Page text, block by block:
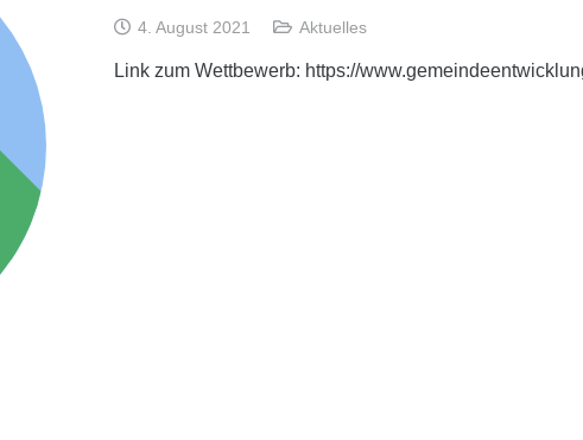
4. August 2021 Aktuelles
Link zum Wettbewerb: https://